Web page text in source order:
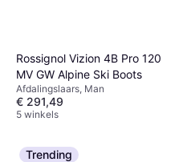
Rossignol Vizion 4B Pro 120
MV GW Alpine Ski Boots
Afdalingslaars, Man
€ 291,49
5 winkels
Trending